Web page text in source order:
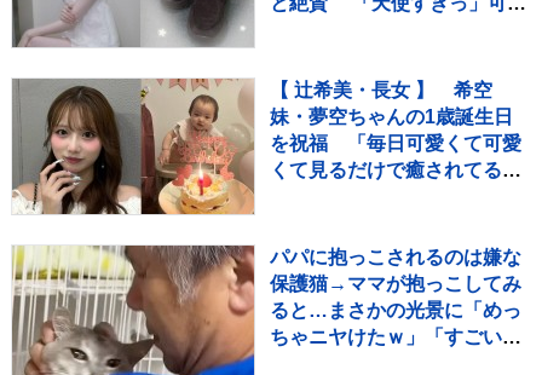
【 辻希美・長女 】 希空
妹・夢空ちゃんの1歳誕生日
を祝福 「毎日可愛くて可愛
くて見るだけで癒されてる
パパに抱っこされるのは嫌な
保護猫→ママが抱っこしてみ
ると…まさかの光景に「めっ
ちゃニヤけたｗ」「すごいｗ